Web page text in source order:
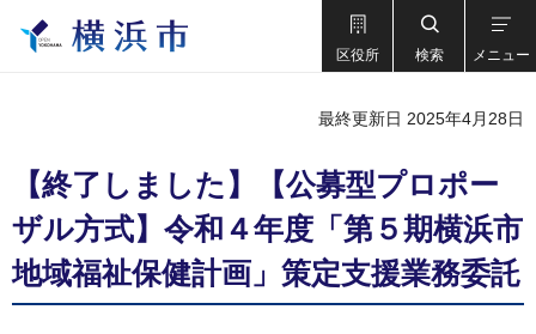
区役所 検索 メニュー
最終更新日 2025年4月28日
【終了しました】【公募型プロポー
ザル方式】令和４年度「第５期横浜市
地域福祉保健計画」策定支援業務委託